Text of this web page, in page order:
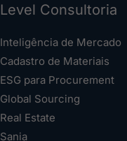
Level Consultoria
Inteligência de Mercado
Cadastro de Materiais
ESG para Procurement
Global Sourcing
Real Estate
Sania